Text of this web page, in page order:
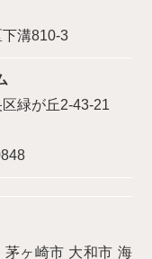
溝810-3
緑が丘2-43-21
茅ヶ崎市 大和市 海